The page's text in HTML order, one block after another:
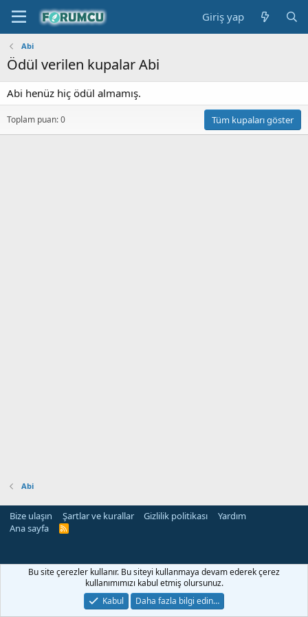
Giriş yap
Abi
Ödül verilen kupalar Abi
Abi henüz hiç ödül almamış.
Toplam puan: 0 Tüm kupaları göster
Abi
Bize ulaşın Şartlar ve kurallar Gizlilik politikası
Yardım
Ana sayfa
R
Bu site çerezler kullanır. Bu siteyi kullanmaya devam ederek çerez
kullanımımızı kabul etmiş olursunuz.
Kabul
Daha fazla bilgi edin…